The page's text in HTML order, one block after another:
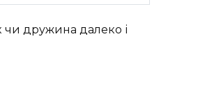
чи дружина далеко і